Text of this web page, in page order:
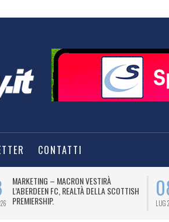
CONTATTI
MARKETING – MACRON VESTIRÀ
L’ABERDEEN FC, REALTÀ DELLA SCOTTISH
PREMIERSHIP.
LUG